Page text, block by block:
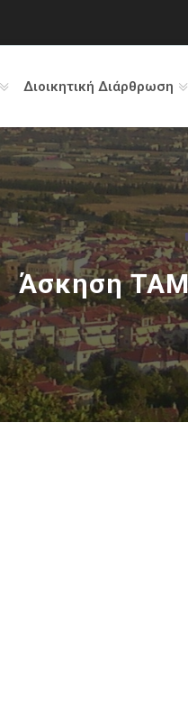
Διοικητική Διάρθρωση
Άσκηση